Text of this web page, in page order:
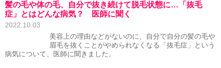
髪の毛や体の毛、自分で抜き続けて脱毛状態に…「抜毛
症」とはどんな病気？ 医師に聞く
2022.10.03
美容上の理由などがないのに、自分で自分の髪の毛や
眉毛を抜くことがやめられなくなる「抜毛症」という
病気について、医師に聞きました。